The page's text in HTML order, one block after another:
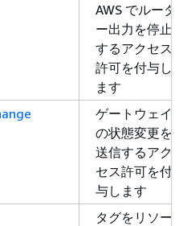
AWS でルータ
ー出力を停止
するアクセス
許可を付与し
ます
ゲートウェイ
の状態変更を
送信するアク
セス許可を付
与します
タグをリソー